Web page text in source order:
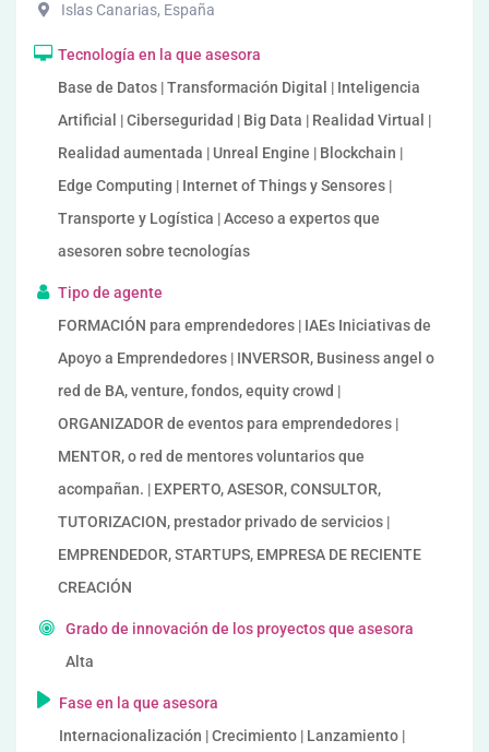
Islas Canarias, España
Tecnología en la que asesora
Base de Datos | Transformación Digital | Inteligencia
Artificial | Ciberseguridad | Big Data | Realidad Virtual |
Realidad aumentada | Unreal Engine | Blockchain |
Edge Computing | Internet of Things y Sensores |
Transporte y Logística | Acceso a expertos que
asesoren sobre tecnologías
Tipo de agente
FORMACIÓN para emprendedores | IAEs Iniciativas de
Apoyo a Emprendedores | INVERSOR, Business angel o
red de BA, venture, fondos, equity crowd |
ORGANIZADOR de eventos para emprendedores |
MENTOR, o red de mentores voluntarios que
acompañan. | EXPERTO, ASESOR, CONSULTOR,
TUTORIZACION, prestador privado de servicios |
EMPRENDEDOR, STARTUPS, EMPRESA DE RECIENTE
CREACIÓN
Grado de innovación de los proyectos que asesora
Alta
Fase en la que asesora
Internacionalización | Crecimiento | Lanzamiento |